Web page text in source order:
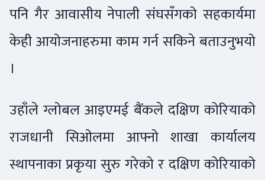
पनि गैर आवासीय नेपाली संघसँगको सहकार्यमा
केही आयोजनाहरुमा काम गर्न सकिने बताउनुभयो
।
उहाँले ग्लोबल आइएमई बैंकले दक्षिण कोरियाको
राजधानी सिओलमा आफ्नो शाखा कार्यालय
स्थापनाका प्रकृया सुरु गरेको र दक्षिण कोरियाको